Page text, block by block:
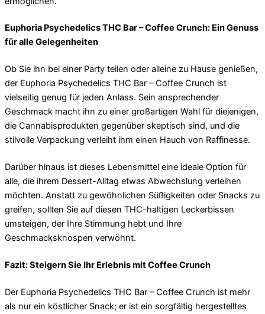
Euphoria Psychedelics THC Bar – Coffee Crunch: Ein Genuss
für alle Gelegenheiten
Ob Sie ihn bei einer Party teilen oder alleine zu Hause genießen,
der Euphoria Psychedelics THC Bar – Coffee Crunch ist
vielseitig genug für jeden Anlass. Sein ansprechender
Geschmack macht ihn zu einer großartigen Wahl für diejenigen,
die Cannabisprodukten gegenüber skeptisch sind, und die
stilvolle Verpackung verleiht ihm einen Hauch von Raffinesse.
Darüber hinaus ist dieses Lebensmittel eine ideale Option für
alle, die ihrem Dessert-Alltag etwas Abwechslung verleihen
möchten. Anstatt zu gewöhnlichen Süßigkeiten oder Snacks zu
greifen, sollten Sie auf diesen THC-haltigen Leckerbissen
umsteigen, der Ihre Stimmung hebt und Ihre
Geschmacksknospen verwöhnt.
Fazit: Steigern Sie Ihr Erlebnis mit Coffee Crunch
Der Euphoria Psychedelics THC Bar – Coffee Crunch ist mehr
als nur ein köstlicher Snack; er ist ein sorgfältig hergestelltes